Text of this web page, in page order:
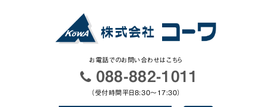
お電話でのお問い合わせはこちら
088-882-1011
（受付時間平日8:30〜17:30）